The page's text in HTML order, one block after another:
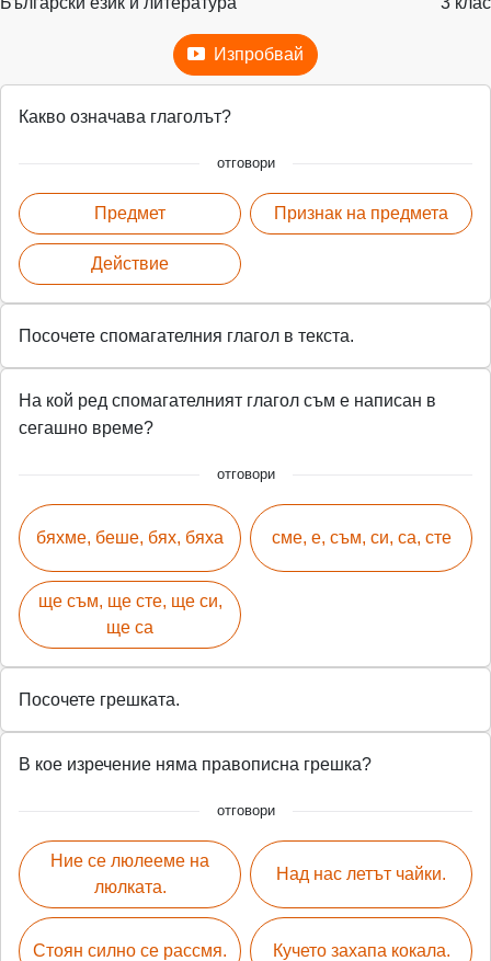
Изпробвай
Какво означава глаголът?
отговори
Предмет
Действие
Признак на предмета
Посочете спомагателния глагол в текста.
На кой ред спомагателният глагол съм е написан в
сегашно време?
отговори
бяхме, беше, бях, бяха
ще съм, ще сте, ще си,
ще са
сме, е, съм, си, са, сте
Посочете грешката.
В кое изречение няма правописна грешка?
отговори
Ние се люлееме на
люлката.
Стоян силно се рассмя.
Над нас летът чайки.
Кучето захапа кокала.